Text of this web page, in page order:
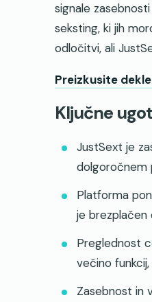
signale
seksting, ki jih
odločitvi, ali
Preizkusite
Ključne
JustSext je
dolgoročnem
Platforma
je brezplačen
Preglednost
večino
Zasebnost in